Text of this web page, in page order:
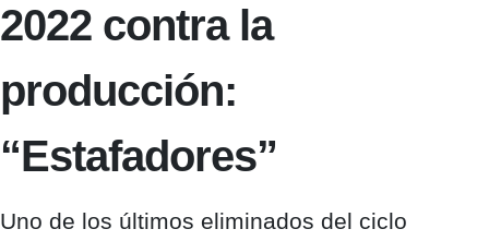
2022 contra la
producción:
“Estafadores”
Uno de los últimos eliminados del ciclo